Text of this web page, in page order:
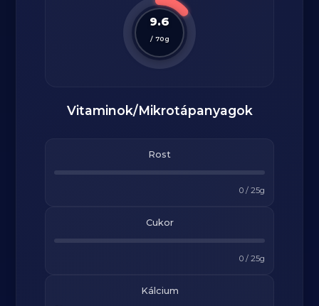
9.6
/ 70g
Vitaminok/Mikrotápanyagok
Rost
0/ 25g
Cukor
0/ 25g
Kálcium